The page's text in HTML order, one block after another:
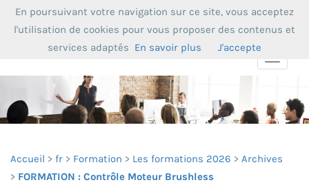
Toggle
Accueil fr Formation Les formations 2026
Archives
FORMATION : Contrôle Moteur Brushless
En poursuivant votre navigation sur ce site, vous acceptez
l'utilisation de cookies pour vous proposer des contenus et
services adaptés En savoir plus J'accepte